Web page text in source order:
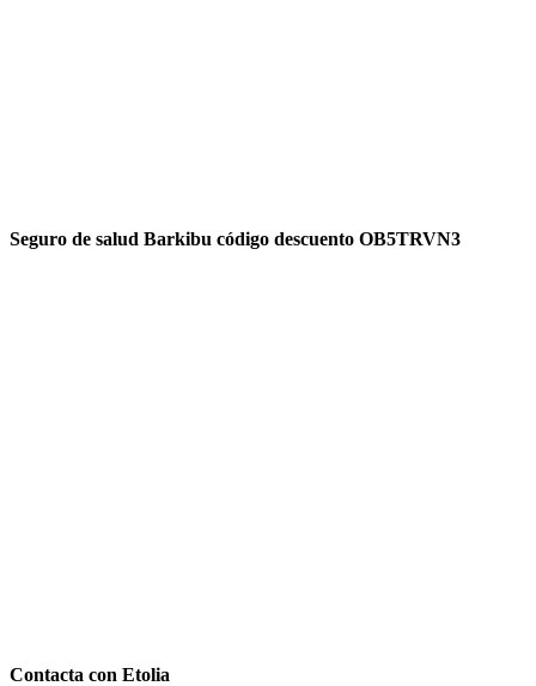
Seguro de salud Barkibu código descuento OB5TRVN3
Contacta con Etolia